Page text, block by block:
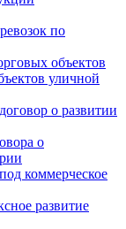
по
объектов
уличной
о развитии
о
коммерческое
развитие